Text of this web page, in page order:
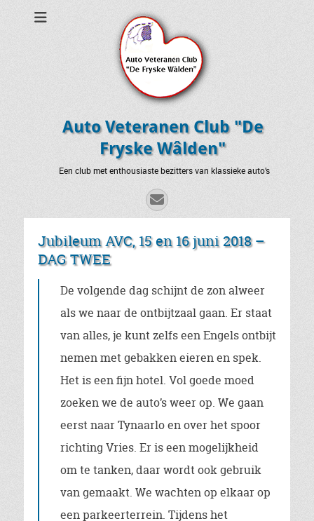
Auto Veteranen Club "De
Fryske Wâlden"
Een club met enthousiaste bezitters van klassieke auto’s
E-
mail
Jubileum AVC, 15 en 16 juni 2018 –
DAG TWEE
De volgende dag schijnt de zon alweer
als we naar de ontbijtzaal gaan. Er staat
van alles, je kunt zelfs een Engels ontbijt
nemen met gebakken eieren en spek.
Het is een fijn hotel. Vol goede moed
zoeken we de auto’s weer op. We gaan
eerst naar Tynaarlo en over het spoor
richting Vries. Er is een mogelijkheid
om te tanken, daar wordt ook gebruik
van gemaakt. We wachten op elkaar op
een parkeerterrein. Tijdens het